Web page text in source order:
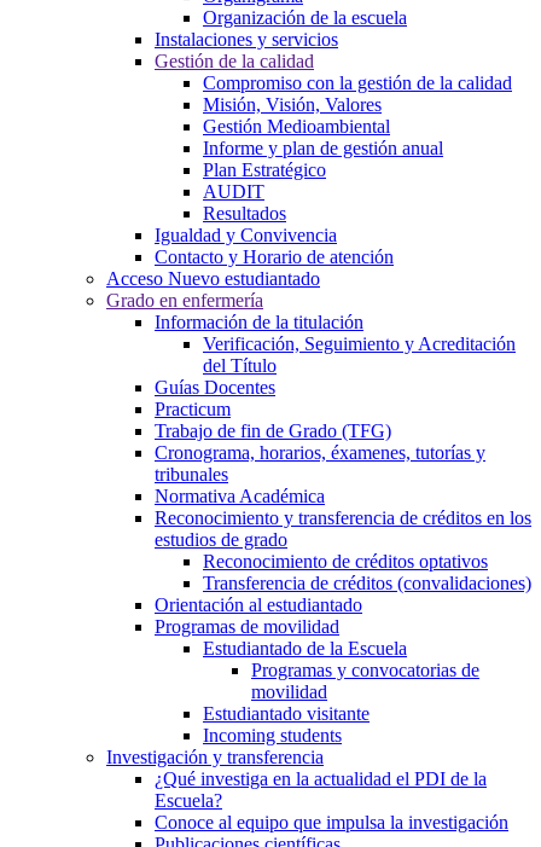
Organización de la escuela
Instalaciones y servicios
Gestión de la calidad
Compromiso con la gestión de la calidad
Misión, Visión, Valores
Gestión Medioambiental
Informe y plan de gestión anual
Plan Estratégico
AUDIT
Resultados
Igualdad y Convivencia
Contacto y Horario de atención
Acceso Nuevo estudiantado
Grado en enfermería
Información de la titulación
Verificación, Seguimiento y Acreditación
del Título
Guías Docentes
Practicum
Trabajo de fin de Grado (TFG)
Cronograma, horarios, éxamenes, tutorías y
tribunales
Normativa Académica
Reconocimiento y transferencia de créditos en los
estudios de grado
Reconocimiento de créditos optativos
Transferencia de créditos (convalidaciones)
Orientación al estudiantado
Programas de movilidad
Estudiantado de la Escuela
Programas y convocatorias de
movilidad
Estudiantado visitante
Incoming students
Investigación y transferencia
¿Qué investiga en la actualidad el PDI de la
Escuela?
Conoce al equipo que impulsa la investigación